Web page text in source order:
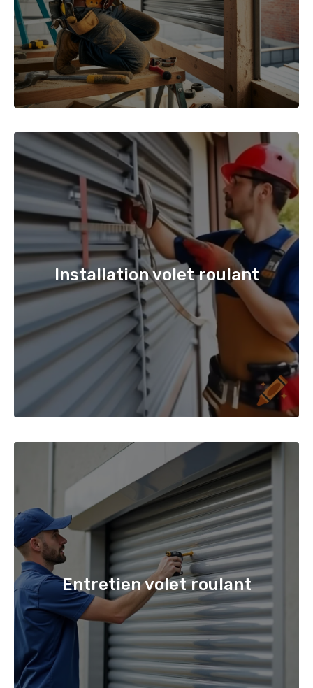
Installation volet roulant
Entretien volet roulant